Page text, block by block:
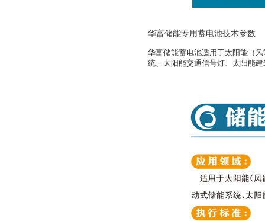
华富储能专用蓄电池技术参数
华富储能蓄电池适用于太阳能（
统、太阳能交通信号灯、太阳能